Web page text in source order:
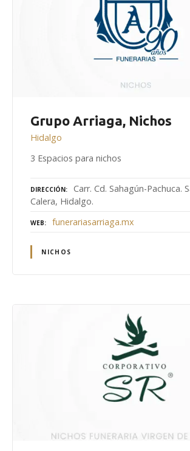
Grupo Arriaga, Nichos
Hidalgo
3 Espacios para nichos
DIRECCIÓN
Carr. Cd. Sahagún-Pachuca.
Calera, Hidalgo.
WEB funerariasarriaga.mx
NICHOS